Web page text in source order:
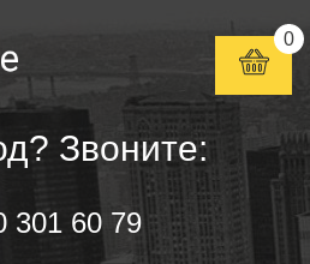
Звоните:
301 60 79
0